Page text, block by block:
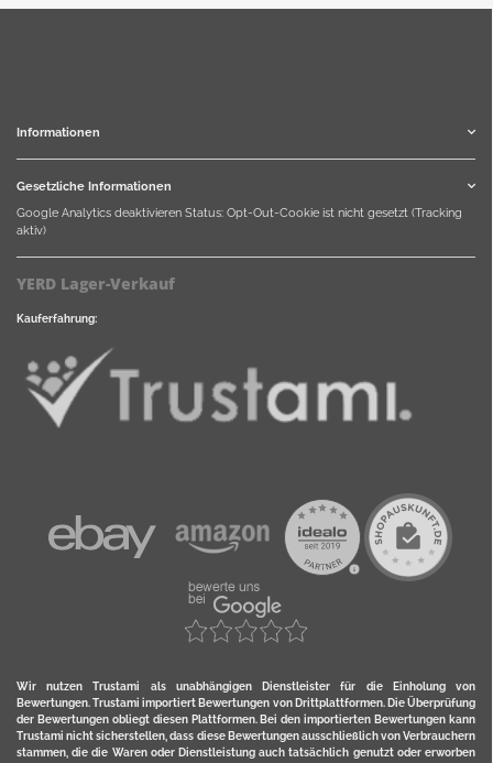
Informationen
Gesetzliche Informationen
Google Analytics deaktivieren Status: Opt-Out-Cookie ist nicht gesetzt (Tracking
aktiv)
YERD Lager-Verkauf
Kauferfahrung:
Wir nutzen Trustami als unabhängigen Dienstleister für die Einholung von
Bewertungen. Trustami importiert Bewertungen von Drittplattformen. Die Überprüfung
der Bewertungen obliegt diesen Plattformen. Bei den importierten Bewertungen kann
Trustami nicht sicherstellen, dass diese Bewertungen ausschließlich von Verbrauchern
stammen, die die Waren oder Dienstleistung auch tatsächlich genutzt oder erworben